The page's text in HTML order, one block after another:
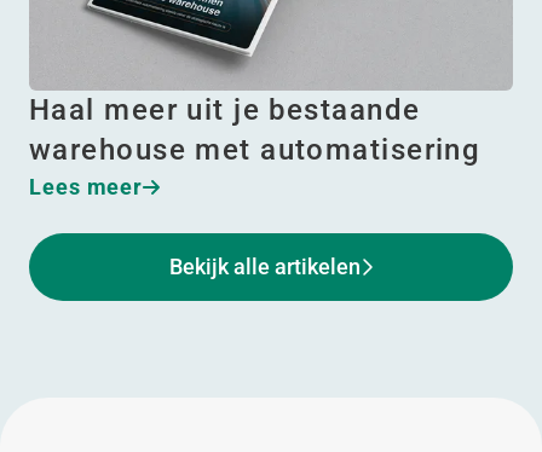
Haal meer uit je bestaande
warehouse met automatisering
Lees meer
Bekijk alle artikelen